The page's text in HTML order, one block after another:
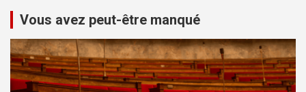
Vous avez peut-être manqué